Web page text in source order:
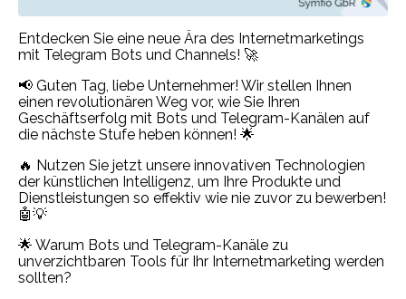
Entdecken Sie eine neue Ära des Internetmarketings
mit Telegram Bots und Channels! 🚀
📢 Guten Tag, liebe Unternehmer! Wir stellen Ihnen
einen revolutionären Weg vor, wie Sie Ihren
Geschäftserfolg mit Bots und Telegram-Kanälen auf
die nächste Stufe heben können! 🌟
🔥 Nutzen Sie jetzt unsere innovativen Technologien
der künstlichen Intelligenz, um Ihre Produkte und
Dienstleistungen so effektiv wie nie zuvor zu bewerben!
🤖💡
🌟 Warum Bots und Telegram-Kanäle zu
unverzichtbaren Tools für Ihr Internetmarketing werden
sollten?